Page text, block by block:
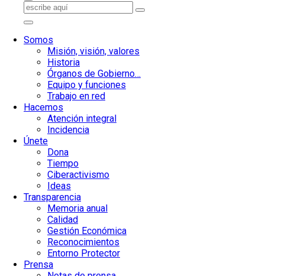
Somos
Misión, visión, valores
Historia
Órganos de Gobierno…
Equipo y funciones
Trabajo en red
Hacemos
Atención integral
Incidencia
Únete
Dona
Tiempo
Ciberactivismo
Ideas
Transparencia
Memoria anual
Calidad
Gestión Económica
Reconocimientos
Entorno Protector
Prensa